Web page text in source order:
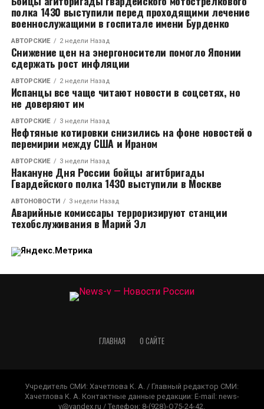
полка 1430 выступили перед проходящими лечение
военнослужащими в госпитале имени Бурденко
АВТОРСКИЕ 2 недели Назад
Снижение цен на энергоносители помогло Японии
сдержать рост инфляции
АВТОРСКИЕ 2 недели Назад
Испанцы все чаще читают новости в соцсетях, но
не доверяют им
АВТОРСКИЕ 3 недели Назад
Нефтяные котировки снизились на фоне новостей о
перемирии между США и Ираном
АВТОРСКИЕ 3 недели Назад
Накануне Дня России бойцы агитбригады
Гвардейского полка 1430 выступили в Москве
АВТОНОВОСТИ 3 недели Назад
Аварийные комиссары терроризируют станции
техобслуживания в Марий Эл
ГЛАВНАЯ О САЙТЕ
Учредитель СМИ: Xaчeтлoвa K. A. / Главный редактор СМИ:
Xaчeтлoвa K. A. Контактные данные редакции: E-mail: news-
v@yandex.ru / Телефон: 8-(928)-O75-24-42.